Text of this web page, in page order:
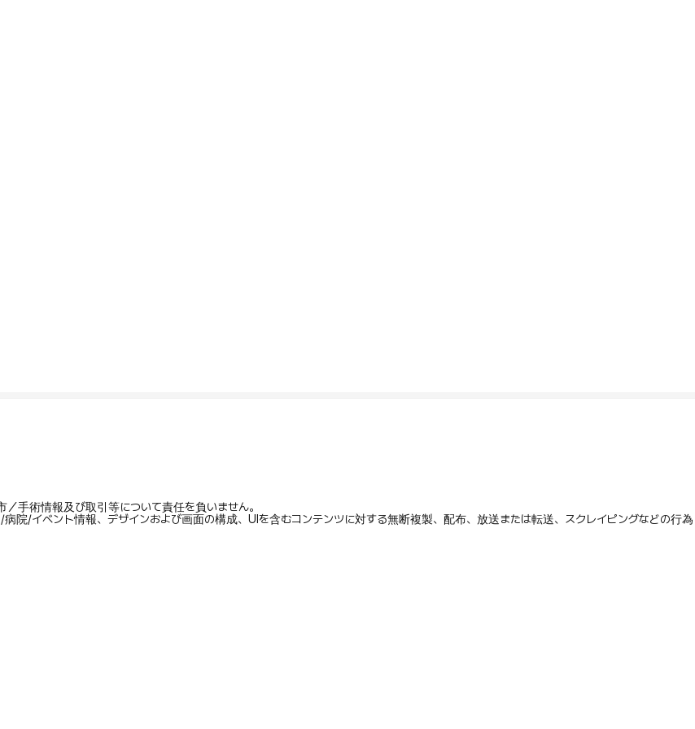
手術情報及び取引等について責任を負いません。
院/イベント情報、デザインおよび画面の構成、UIを含むコンテンツに対する無断複製、配布、放送または転送、スクレイピングなどの行為